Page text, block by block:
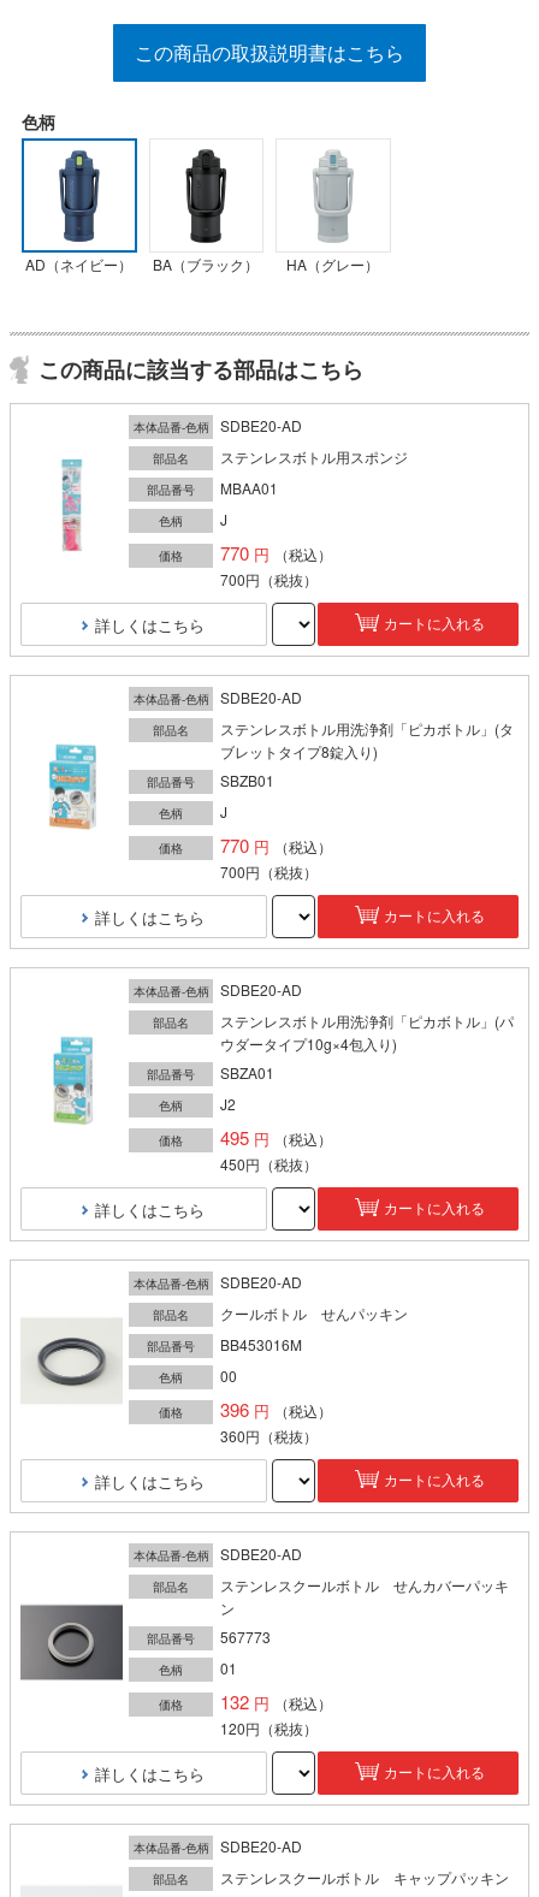
この商品の取扱説明書はこちら
色柄
AD（ネイビー） BA（ブラック） HA（グレー）
この商品に該当する部品はこちら
本体品番-色柄 SDBE20-AD
部品名 ステンレスボトル用スポンジ
部品番号 MBAA01
色柄 J
価格 770
（税込）
700円 （税抜）
詳しくはこちら カートに入れる
本体品番-色柄 SDBE20-AD
部品名
ステンレスボトル用洗浄剤「ピカボトル」(タ
ブレットタイプ8錠入り)
部品番号 SBZB01
色柄 J
価格 770
（税込）
700円 （税抜）
詳しくはこちら カートに入れる
本体品番-色柄 SDBE20-AD
部品名
ステンレスボトル用洗浄剤「ピカボトル」(パ
ウダータイプ10g×4包入り)
部品番号 SBZA01
色柄 J2
価格 495
（税込）
450円 （税抜）
詳しくはこちら カートに入れる
本体品番-色柄 SDBE20-AD
部品名 クールボトル せんパッキン
部品番号 BB453016M
色柄 00
価格 396
（税込）
360円 （税抜）
詳しくはこちら カートに入れる
本体品番-色柄 SDBE20-AD
部品名
ステンレスクールボトル せんカバーパッキ
ン
部品番号 567773
色柄 01
価格 132
（税込）
120円 （税抜）
詳しくはこちら カートに入れる
本体品番-色柄 SDBE20-AD
部品名 ステンレスクールボトル キャップパッキン